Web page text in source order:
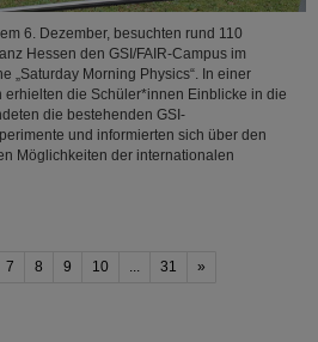
6. Dezember, besuchten rund 110
Hessen den GSI/FAIR-Campus im
„Saturday Morning Physics“. In einer
die Schüler*innen Einblicke in die
die bestehenden GSI-
und informierten sich über den
Möglichkeiten der internationalen
7 8 9 10 31 »